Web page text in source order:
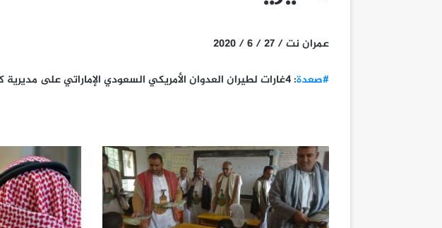
عمران نت / 27 / 6 / 2020
#صعدة: 4غارات لطيران العدوان الأمريكي السعودي الإماراتي على مديرية كتاف